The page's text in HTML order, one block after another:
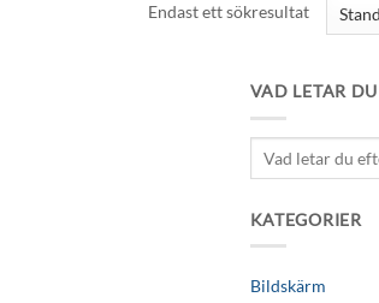
Endast ett sökresultat
VAD LETAR DU
KATEGORIER
Bildskärm